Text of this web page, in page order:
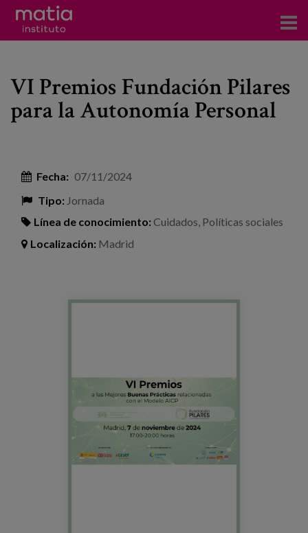
Investigación
Publicaciones
Consultoría
Formación
Eventos
Canal de denuncias
VI Premios Fundación Pilares
para la Autonomía Personal
Fecha: 07/11/2024
Tipo: Jornada
Línea de conocimiento:Cuidados, Políticas sociales
Localización: Madrid